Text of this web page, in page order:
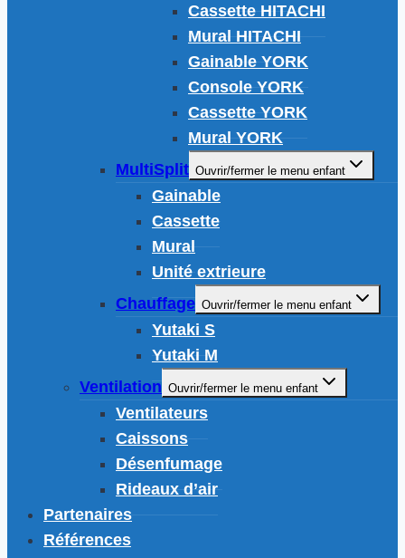
Cassette HITACHI
Mural HITACHI
Gainable YORK
Console YORK
Cassette YORK
Mural YORK
MultiSplit Ouvrir/fermer le menu enfant
Gainable
Cassette
Mural
Unité extrieure
Chauffage Ouvrir/fermer le menu enfant
Yutaki S
Yutaki M
Ventilation Ouvrir/fermer le menu enfant
Ventilateurs
Caissons
Désenfumage
Rideaux d’air
Partenaires
Références